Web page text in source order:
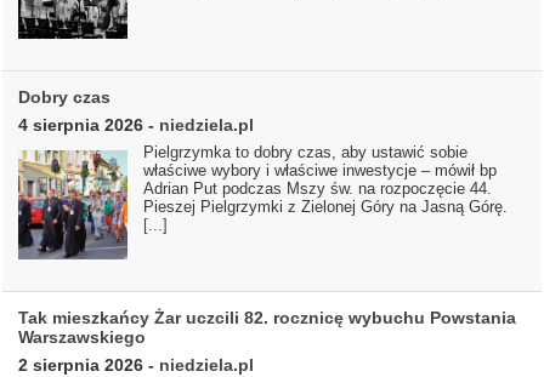
Dobry czas
4 sierpnia 2026 - niedziela.pl
Pielgrzymka to dobry czas, aby ustawić sobie
właściwe wybory i właściwe inwestycje – mówił bp
Adrian Put podczas Mszy św. na rozpoczęcie 44.
Pieszej Pielgrzymki z Zielonej Góry na Jasną Górę.
[...]
Tak mieszkańcy Żar uczcili 82. rocznicę wybuchu Powstania
Warszawskiego
2 sierpnia 2026 - niedziela.pl